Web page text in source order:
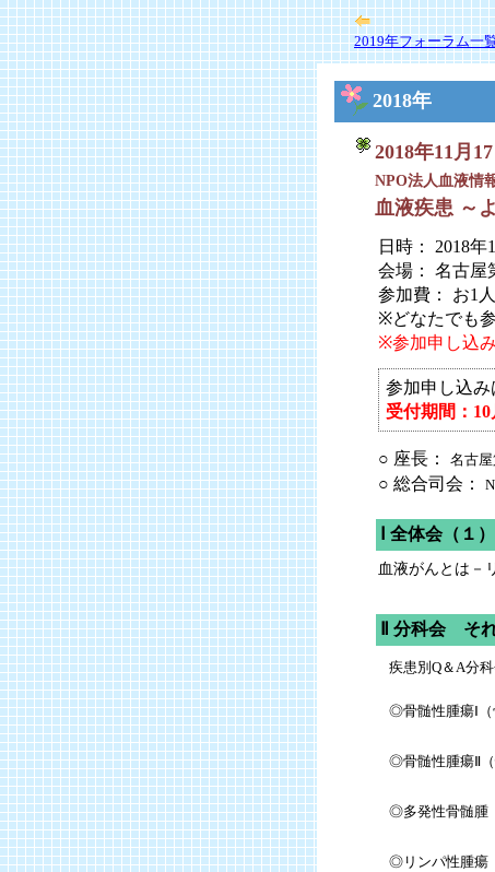
2019年フォーラム一
2018年
2018年11月17
NPO法人血液情
血液疾患 ～
日時： 2018年
会場： 名古屋
参加費： お1
※どなたでも
※参加申し込
参加申し込み
受付期間：10
○ 座長： 名古
○ 総合司会：
Ⅰ 全体会（１
血液がんとは－
Ⅱ 分科会 そ
疾患別Q＆A分
◎骨髄性腫瘍Ⅰ（
◎骨髄性腫瘍Ⅱ（
◎多発性骨髄腫
◎リンパ性腫瘍